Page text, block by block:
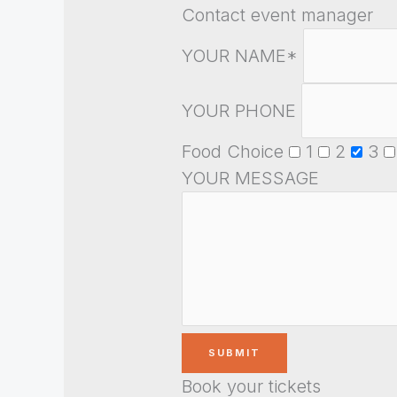
Contact event manager
YOUR NAME*
YOUR PHONE
Food Choice
1 2 3
YOUR MESSAGE
Book your tickets